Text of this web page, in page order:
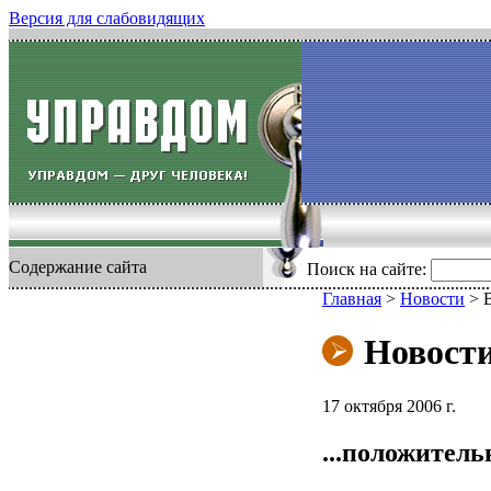
Версия для слабовидящих
Содержание сайта Поиск на сайте:
Главная > Новости >
17 октября 2006 г.